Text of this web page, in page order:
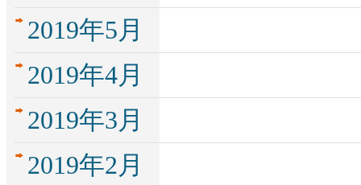
2019年5月
2019年4月
2019年3月
2019年2月